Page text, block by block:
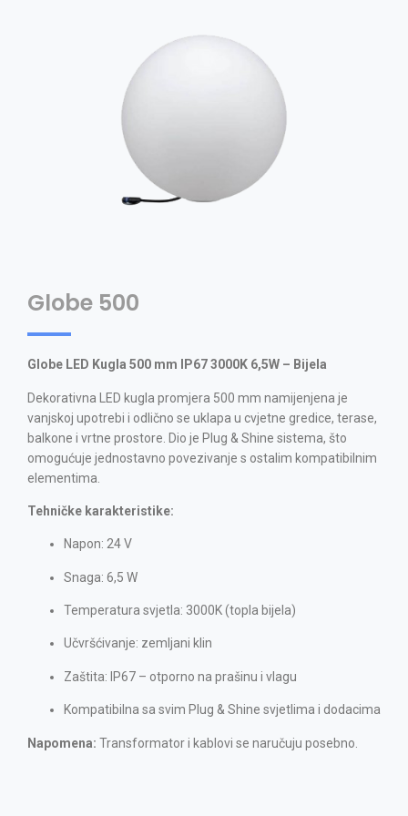
Globe 500
Globe LED Kugla 500 mm IP67 3000K 6,5W – Bijela
Dekorativna LED kugla promjera 500 mm namijenjena je
vanjskoj upotrebi i odlično se uklapa u cvjetne gredice, terase,
balkone i vrtne prostore. Dio je Plug & Shine sistema, što
omogućuje jednostavno povezivanje s ostalim kompatibilnim
elementima.
Tehničke karakteristike:
Napon: 24 V
Snaga: 6,5 W
Temperatura svjetla: 3000K (topla bijela)
Učvršćivanje: zemljani klin
Zaštita: IP67 – otporno na prašinu i vlagu
Kompatibilna sa svim Plug & Shine svjetlima i dodacima
Napomena: Transformator i kablovi se naručuju posebno.